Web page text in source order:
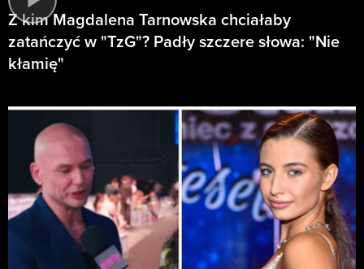
Z kim Magdalena Tarnowska chciałaby
zatańczyć w "TzG"? Padły szczere słowa: "Nie
kłamię"